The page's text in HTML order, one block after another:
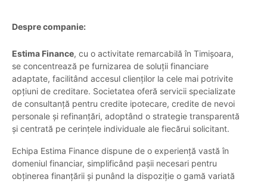
Despre companie:
Estima Finance, cu o activitate remarcabilă în Timișoara,
se concentrează pe furnizarea de soluții financiare
adaptate, facilitând accesul clienților la cele mai potrivite
opțiuni de creditare. Societatea oferă servicii specializate
de consultanță pentru credite ipotecare, credite de nevoi
personale și refinanțări, adoptând o strategie transparentă
și centrată pe cerințele individuale ale fiecărui solicitant.
Echipa Estima Finance dispune de o experiență vastă în
domeniul financiar, simplificând pașii necesari pentru
obținerea finanțării și punând la dispoziție o gamă variată